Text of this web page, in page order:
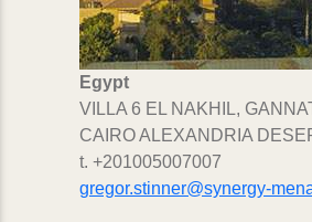
Egypt
VILLA 6 EL NAKHIL,
CAIRO ALEXANDRIA
t. +201005007007
gregor.stinner@synergy-